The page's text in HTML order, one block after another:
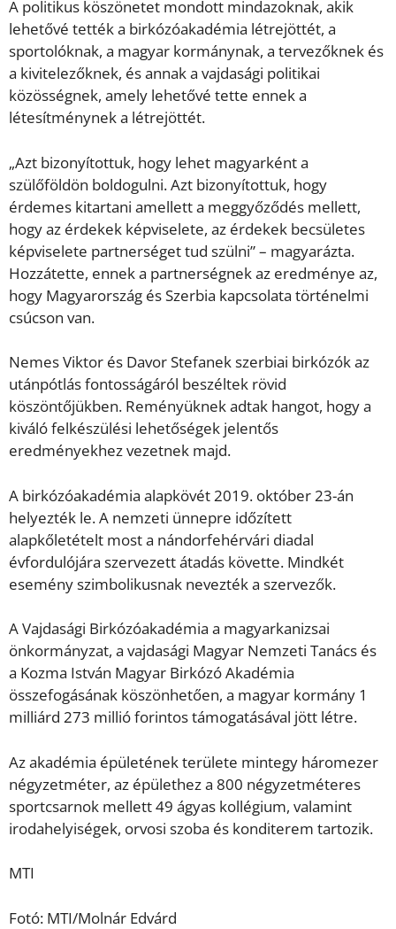
A politikus köszönetet mondott mindazoknak, akik
lehetővé tették a birkózóakadémia létrejöttét, a
sportolóknak, a magyar kormánynak, a tervezőknek és
a kivitelezőknek, és annak a vajdasági politikai
közösségnek, amely lehetővé tette ennek a
létesítménynek a létrejöttét.
„Azt bizonyítottuk, hogy lehet magyarként a
szülőföldön boldogulni. Azt bizonyítottuk, hogy
érdemes kitartani amellett a meggyőződés mellett,
hogy az érdekek képviselete, az érdekek becsületes
képviselete partnerséget tud szülni” – magyarázta.
Hozzátette, ennek a partnerségnek az eredménye az,
hogy Magyarország és Szerbia kapcsolata történelmi
csúcson van.
Nemes Viktor és Davor Stefanek szerbiai birkózók az
utánpótlás fontosságáról beszéltek rövid
köszöntőjükben. Reményüknek adtak hangot, hogy a
kiváló felkészülési lehetőségek jelentős
eredményekhez vezetnek majd.
A birkózóakadémia alapkövét 2019. október 23-án
helyezték le. A nemzeti ünnepre időzített
alapkőletételt most a nándorfehérvári diadal
évfordulójára szervezett átadás követte. Mindkét
esemény szimbolikusnak nevezték a szervezők.
A Vajdasági Birkózóakadémia a magyarkanizsai
önkormányzat, a vajdasági Magyar Nemzeti Tanács és
a Kozma István Magyar Birkózó Akadémia
összefogásának köszönhetően, a magyar kormány 1
milliárd 273 millió forintos támogatásával jött létre.
Az akadémia épületének területe mintegy háromezer
négyzetméter, az épülethez a 800 négyzetméteres
sportcsarnok mellett 49 ágyas kollégium, valamint
irodahelyiségek, orvosi szoba és konditerem tartozik.
MTI
Fotó: MTI/Molnár Edvárd